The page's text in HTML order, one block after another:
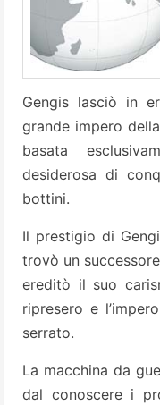
Gengis lasciò in
grande impero
basata
desiderosa di
bottini.
Il prestigio di
trovò un
ereditò il suo
ripresero e
serrato.
La macchina da
dal conoscere i